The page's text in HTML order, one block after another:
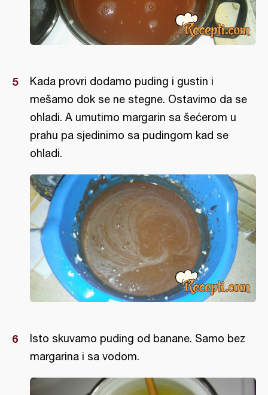
Kada provri dodamo puding i gustin i
mešamo dok se ne stegne. Ostavimo da se
ohladi. A umutimo margarin sa šećerom u
prahu pa sjedinimo sa pudingom kad se
ohladi.
Isto skuvamo puding od banane. Samo bez
margarina i sa vodom.